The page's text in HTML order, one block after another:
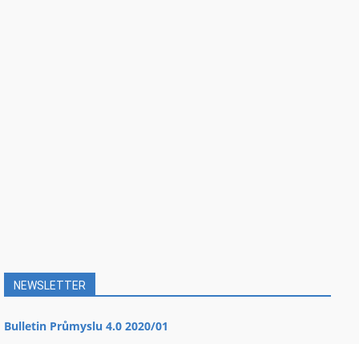
NEWSLETTER
Bulletin Průmyslu 4.0 2020/01